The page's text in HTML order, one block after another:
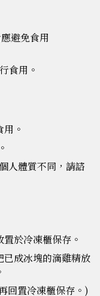
避免食用
食用。
。
人體質不同，請諮
於冷凍櫃保存。
成冰塊的滴雞精放
回置冷凍櫃保存。)